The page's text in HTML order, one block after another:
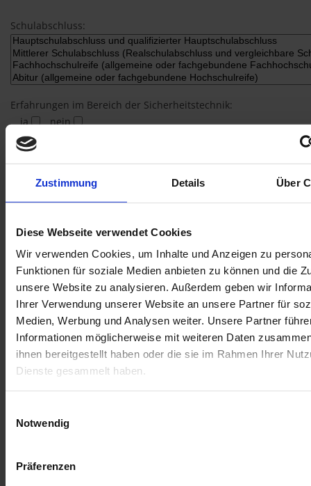
Zustimmung Details Über
Diese Webseite verwendet Cookies
Wir verwenden Cookies, um Inhalte und Anzeigen zu
Funktionen für soziale Medien anbieten zu können und die
unsere Website zu analysieren. Außerdem geben wir
Ihrer Verwendung unserer Website an unsere Partner für
Medien, Werbung und Analysen weiter. Unsere Partner
Informationen möglicherweise mit weiteren Daten
ihnen bereitgestellt haben oder die sie im Rahmen Ihrer
Dienste gesammelt haben.
Notwendig
Präferenzen
Schulabschluss:
Erfahrungen im Bereich der Sicherheitstechnik:
ja
nein
möglicher Eintrittstermin:
Lebenslauf:
Anhang 1:
Anhang 2: